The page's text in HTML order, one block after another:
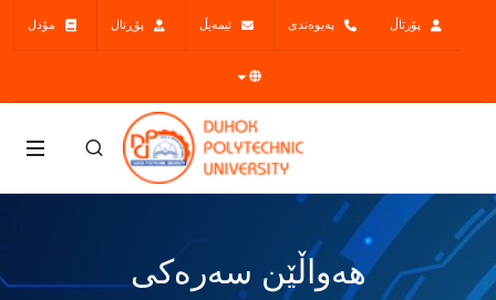
پۆرتاڵ پەیوەندی ئیمەیڵ پۆڕتال مۆدل
هەواڵێن سەرەکی